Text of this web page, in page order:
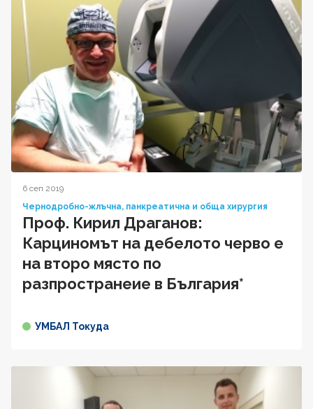
6 сеп 2019
Чернодробно-жлъчна, панкреатична и обща хирургия
Проф. Кирил Драганов:
Карциномът на дебелото черво е
на второ място по
разпространеие в България*
УМБАЛ Токуда